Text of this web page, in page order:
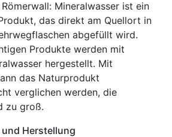
Mineralwasser ist ein
das direkt am Quellort in
abgefüllt wird.
Produkte werden mit
hergestellt. Mit
das Naturprodukt
verglichen werden, die
zu groß.
Herstellung